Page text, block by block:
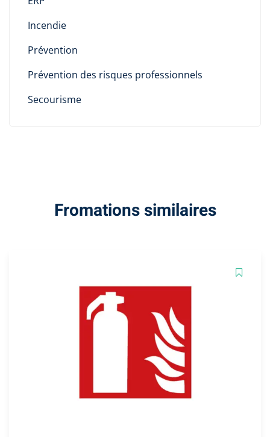
Incendie
Prévention
Prévention des risques professionnels
Secourisme
Fromations similaires